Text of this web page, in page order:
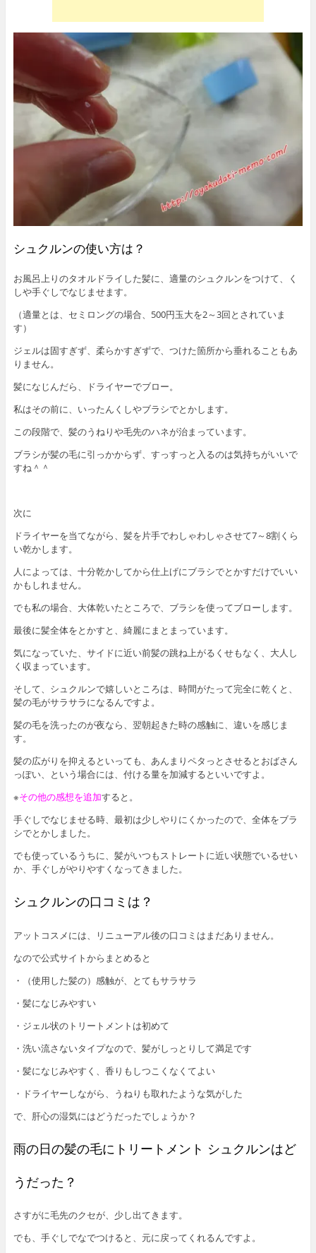
シュクルンの使い方は？
お風呂上りのタオルドライした髪に、適量のシュクルンをつけて、く
しや手ぐしでなじませます。
（適量とは、セミロングの場合、500円玉大を2～3回とされていま
す）
ジェルは固すぎず、柔らかすぎずで、つけた箇所から垂れることもあ
りません。
髪になじんだら、ドライヤーでブロー。
私はその前に、いったんくしやブラシでとかします。
この段階で、髪のうねりや毛先のハネが治まっています。
ブラシが髪の毛に引っかからず、すっすっと入るのは気持ちがいいで
すね＾＾
次に
ドライヤーを当てながら、髪を片手でわしゃわしゃさせて7～8割くら
い乾かします。
人によっては、十分乾かしてから仕上げにブラシでとかすだけでいい
かもしれません。
でも私の場合、大体乾いたところで、ブラシを使ってブローします。
最後に髪全体をとかすと、綺麗にまとまっています。
気になっていた、サイドに近い前髪の跳ね上がるくせもなく、大人し
く収まっています。
そして、シュクルンで嬉しいところは、時間がたって完全に乾くと、
髪の毛がサラサラになるんですよ。
髪の毛を洗ったのが夜なら、翌朝起きた時の感触に、違いを感じま
す。
髪の広がりを抑えるといっても、あんまりペタっとさせるとおばさん
っぽい、という場合には、付ける量を加減するといいですよ。
※その他の感想を追加すると。
手ぐしでなじませる時、最初は少しやりにくかったので、全体をブラ
シでとかしました。
でも使っているうちに、髪がいつもストレートに近い状態でいるせい
か、手ぐしがやりやすくなってきました。
シュクルンの口コミは？
アットコスメには、リニューアル後の口コミはまだありません。
なので公式サイトからまとめると
・（使用した髪の）感触が、とてもサラサラ
・髪になじみやすい
・ジェル状のトリートメントは初めて
・洗い流さないタイプなので、髪がしっとりして満足です
・髪になじみやすく、香りもしつこくなくてよい
・ドライヤーしながら、うねりも取れたような気がした
で、肝心の湿気にはどうだったでしょうか？
雨の日の髪の毛にトリートメント シュクルンはど
うだった？
さすがに毛先のクセが、少し出てきます。
でも、手ぐしでなでつけると、元に戻ってくれるんですよ。